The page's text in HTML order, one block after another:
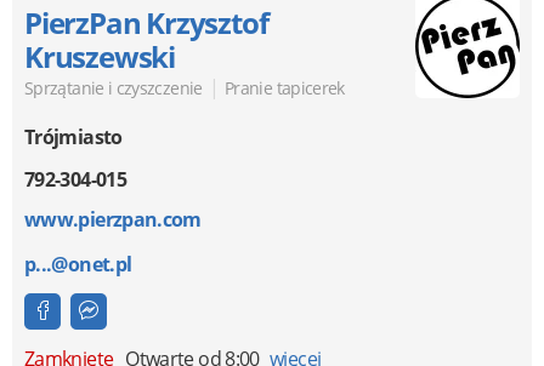
PierzPan Krzysztof
Kruszewski
Sprzątanie i czyszczenie | Pranie tapicerek
Trójmiasto
792-304-015
www.pierzpan.com
p...@onet.pl
Zamknięte Otwarte od 8:00 więcej